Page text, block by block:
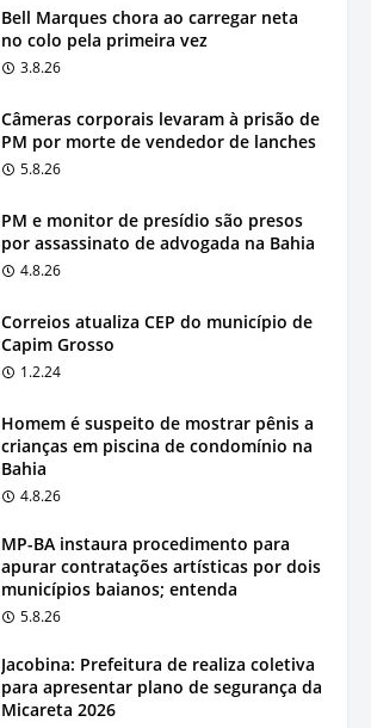
Bell Marques chora ao carregar neta
no colo pela primeira vez
3.8.26
Câmeras corporais levaram à prisão de
PM por morte de vendedor de lanches
5.8.26
PM e monitor de presídio são presos
por assassinato de advogada na Bahia
4.8.26
Correios atualiza CEP do município de
Capim Grosso
1.2.24
Homem é suspeito de mostrar pênis a
crianças em piscina de condomínio na
Bahia
4.8.26
MP-BA instaura procedimento para
apurar contratações artísticas por dois
municípios baianos; entenda
5.8.26
Jacobina: Prefeitura de realiza coletiva
para apresentar plano de segurança da
Micareta 2026